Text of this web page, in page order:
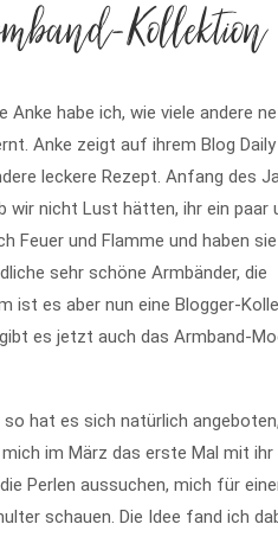
Kollektion
Anke habe ich, wie viele andere
Anke zeigt auf ihrem Blog
leckere Rezept. Anfang des
wir nicht Lust hätten, ihr ein paar
Feuer und Flamme und haben
sehr schöne Armbänder, die
ist es aber nun eine Blogger-
es jetzt auch das Armband-
hat es sich natürlich
im März das erste Mal mit
Perlen aussuchen, mich für
schauen. Die Idee fand ich